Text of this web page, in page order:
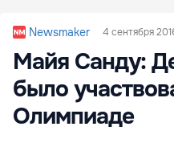
Newsmaker 4 сентября
Майя Санду:
было
Олимпиаде